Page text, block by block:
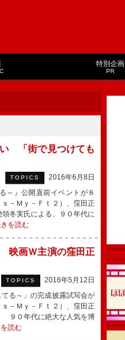
特別企画
PR
「街で見つけても
TOPICS
2016年6月8日
～』公開直前イベントが８
－Ｍｙ－Ｆｔ２）、窪田正
冬実氏による、９０年代に
を読む
映画Ｗ主演の窪田正
TOPICS
2016年5月12日
る～」の完成披露試写会が
－Ｍｙ－Ｆｔ２）、窪田正
９０年代に絶大な人気を博
読む